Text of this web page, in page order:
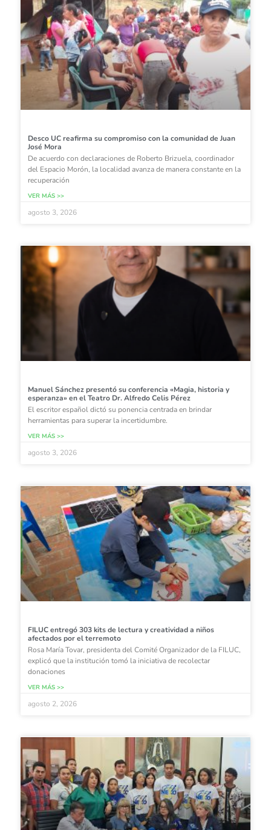
Desco UC reafirma su compromiso con la comunidad de Juan
José Mora
De acuerdo con declaraciones de Roberto Brizuela, coordinador
del Espacio Morón, la localidad avanza de manera constante en la
recuperación
VER MÁS >>
agosto 3, 2026
Manuel Sánchez presentó su conferencia «Magia, historia y
esperanza» en el Teatro Dr. Alfredo Celis Pérez
El escritor español dictó su ponencia centrada en brindar
herramientas para superar la incertidumbre.
VER MÁS >>
agosto 3, 2026
FILUC entregó 303 kits de lectura y creatividad a niños
afectados por el terremoto
Rosa María Tovar, presidenta del Comité Organizador de la FILUC,
explicó que la institución tomó la iniciativa de recolectar
donaciones
VER MÁS >>
agosto 2, 2026